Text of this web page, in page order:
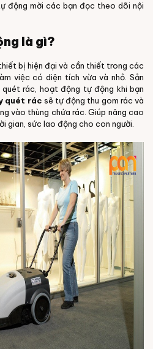
động mời các bạn đọc theo dõi nội
là gì?
bị hiện đại và cần thiết trong các
việc có diện tích vừa và nhỏ. Sản
rác, hoạt động tự động khi bạn
quét rác sẽ tự động thu gom rác và
vào thùng chứa rác. Giúp nâng cao
gian, sức lao động cho con người.